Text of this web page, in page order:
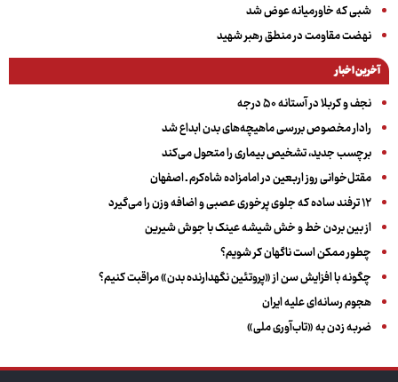
شبی که خاورمیانه عوض شد
نهضت مقاومت در منطق رهبر شهید
آخرین اخبار
نجف و کربلا در آستانه ۵۰ درجه
رادار مخصوص بررسی ماهیچه‌های بدن ابداع شد
برچسب جدید، تشخیص بیماری را متحول می‌کند
مقتل‌خوانی روز اربعین در امامزاده شاه‌کرم ـ اصفهان
۱۲ ترفند ساده که جلوی پرخوری عصبی و اضافه ‌وزن را می‌گیرد
از بین بردن خط و خش شیشه عینک با جوش شیرین
چطور ممکن است ناگهان کر شویم؟
چگونه با افزایش سن از «پروتئین نگهدارنده بدن» مراقبت کنیم؟
هجوم رسانه‌ای علیه ایران
ضربه زدن به «تاب‌آوری ملی»